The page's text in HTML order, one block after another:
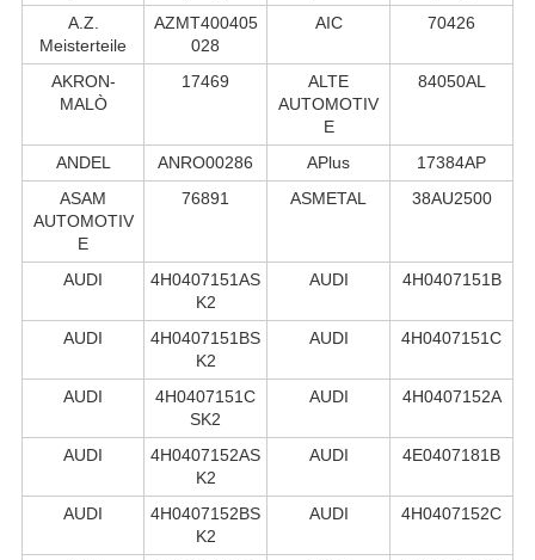
A.Z.
Meisterteile
AZMT400405
028
AIC 70426
AKRON-
MALÒ
17469
ALTE
AUTOMOTIV
E
84050AL
ANDEL ANRO00286 APlus
17384AP
ASAM
AUTOMOTIV
E
76891 ASMETAL 38AU2500
AUDI
4H0407151AS
K2
AUDI 4H0407151B
AUDI
4H0407151BS
K2
AUDI 4H0407151C
AUDI
4H0407151C
SK2
AUDI 4H0407152A
AUDI
4H0407152AS
K2
AUDI 4E0407181B
AUDI
4H0407152BS
K2
AUDI 4H0407152C